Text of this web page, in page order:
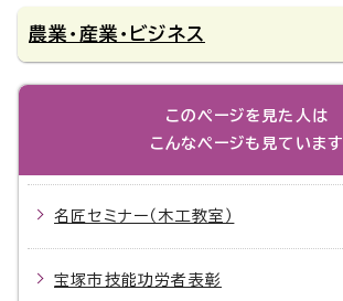
農業・産業・ビジネス
このページを見た人は
こんなページも見ています
名匠セミナー（木工教室）
宝塚市技能功労者表彰